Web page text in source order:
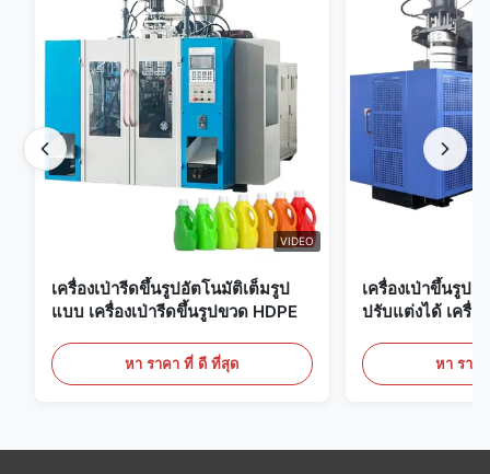
VIDEO
เครื่องเป่ารีดขึ้นรูปอัตโนมัติเต็มรูป
แบบ เครื่องเป่ารีดขึ้นรูปขวด HDPE
หา ราคา ที่ ดี ที่สุด
เครื่องเป่าขึ้นรูป
ปรับแต่งได้ เครื่อ
หา ราค